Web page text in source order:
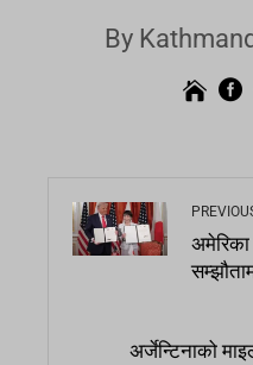
By
अर्जेन्टिनाको